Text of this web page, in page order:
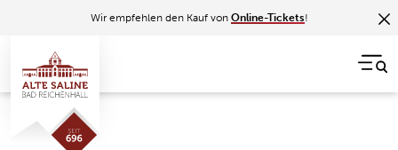
Wir empfehlen den Kauf von Online-Tickets!